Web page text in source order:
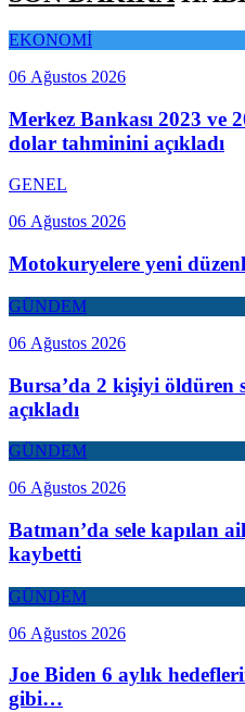
EKONOMİ
06 Ağustos 2026
Merkez Bankası 2023 ve
dolar tahminini açıkladı
GENEL
06 Ağustos 2026
Motokuryelere yeni
GÜNDEM
06 Ağustos 2026
Bursa’da 2 kişiyi öldüren
açıkladı
GÜNDEM
06 Ağustos 2026
Batman’da sele kapılan
kaybetti
GÜNDEM
06 Ağustos 2026
Joe Biden 6 aylık
gibi…